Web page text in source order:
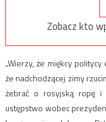
Zobacz kto
„Wierzy, że miękcy
że nadchodzącej zimy
żebrać o rosyjską ropę i
ustępstwo wobec